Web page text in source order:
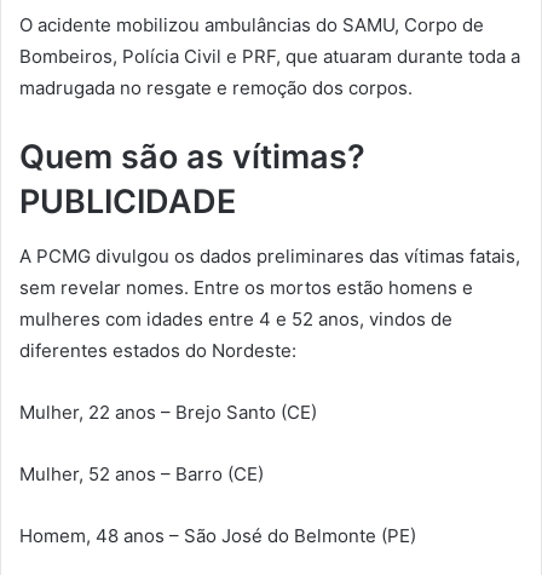
O acidente mobilizou ambulâncias do SAMU, Corpo de
Bombeiros, Polícia Civil e PRF, que atuaram durante toda a
madrugada no resgate e remoção dos corpos.
Quem são as vítimas?
PUBLICIDADE
A PCMG divulgou os dados preliminares das vítimas fatais,
sem revelar nomes. Entre os mortos estão homens e
mulheres com idades entre 4 e 52 anos, vindos de
diferentes estados do Nordeste:
Mulher, 22 anos – Brejo Santo (CE)
Mulher, 52 anos – Barro (CE)
Homem, 48 anos – São José do Belmonte (PE)